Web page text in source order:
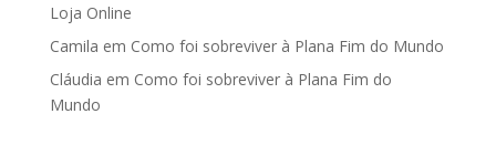
Loja Online
Camila em Como foi sobreviver à Plana Fim do Mundo
Cláudia em Como foi sobreviver à Plana Fim do
Mundo